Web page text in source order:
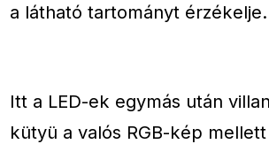
a látható tartományt érzékelje.
Itt a LED-ek egymás után
kütyü a valós RGB-kép